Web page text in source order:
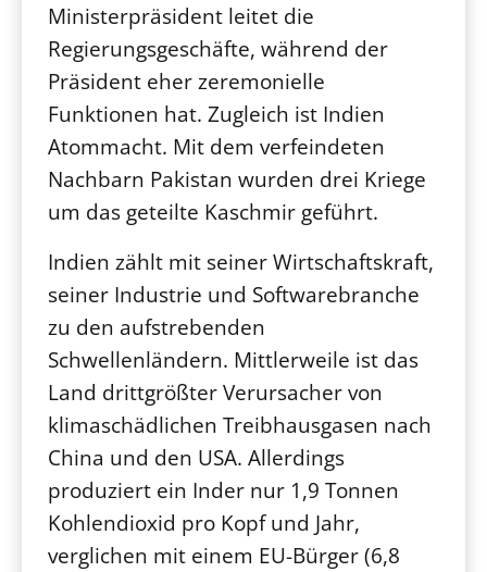
Ministerpräsident leitet die
Regierungsgeschäfte, während der
Präsident eher zeremonielle
Funktionen hat. Zugleich ist Indien
Atommacht. Mit dem verfeindeten
Nachbarn Pakistan wurden drei Kriege
um das geteilte Kaschmir geführt.
Indien zählt mit seiner Wirtschaftskraft,
seiner Industrie und Softwarebranche
zu den aufstrebenden
Schwellenländern. Mittlerweile ist das
Land drittgrößter Verursacher von
klimaschädlichen Treibhausgasen nach
China und den USA. Allerdings
produziert ein Inder nur 1,9 Tonnen
Kohlendioxid pro Kopf und Jahr,
verglichen mit einem EU-Bürger (6,8